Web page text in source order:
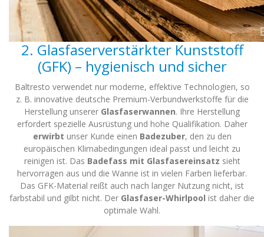
2. Glasfaserverstärkter Kunststoff
(GFK) – hygienisch und sicher
Baltresto verwendet nur moderne, effektive Technologien, so
z. B. innovative deutsche Premium-Verbundwerkstoffe für die
Herstellung unserer Glasfaserwannen. Ihre Herstellung
erfordert spezielle Ausrüstung und hohe Qualifikation. Daher
erwirbt unser Kunde einen Badezuber, den zu den
europäischen Klimabedingungen ideal passt und leicht zu
reinigen ist. Das Badefass mit Glasfasereinsatz sieht
hervorragen aus und die Wanne ist in vielen Farben lieferbar.
Das GFK-Material reißt auch nach langer Nutzung nicht, ist
farbstabil und gilbt nicht. Der Glasfaser-Whirlpool ist daher die
optimale Wahl.